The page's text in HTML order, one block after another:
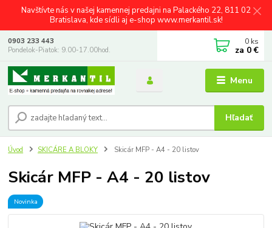
Navštívte nás v našej kamennej predajni na Palackého 22, 811 02
Bratislava, kde sídli aj e-shop www.merkantil.sk!
Menu
Hľadať
0903 233 443
Pondelok-Piatok: 9.00-17.00hod.
0 ks
za 0 €
Úvod SKICÁRE A BLOKY Skicár MFP - A4 - 20 listov
Skicár MFP - A4 - 20 listov
Novinka